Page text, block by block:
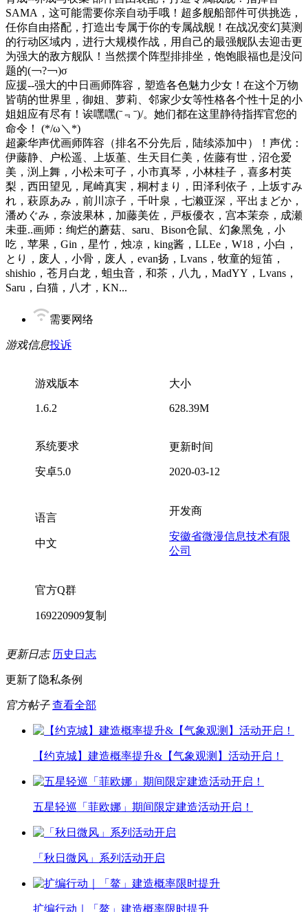
SAMA，这可能需要你亲自动手哦！超多舰船部件可供挑选，
任你自由搭配，打造出专属于你的专属战舰！在战况变幻莫测
的行动区域内，进行大规模作战，用自己的最强舰队去迎击更
为强大的敌方舰队！当然摆个阵型排排坐，饱饱眼福也是没问
题的(￢?￢)σ
应援--强大的中日画师阵容，塑造各色魅力少女！在这个万物
皆萌的世界里，御姐、萝莉、邻家少女等性格各个性十足的小
姐姐应有尽有！诶嘿嘿(ˉ﹃ˉ)/。她们都在这里静待指挥官您的
命令！ (*/ω＼*)
超豪华声优画师阵容（排名不分先后，陆续添加中）！声优：
伊藤静、户松遥、上坂堇、生天目仁美，佐藤有世，沼仓爱
美，渕上舞，小松未可子，小市真琴，小林桂子，喜多村英
梨，西田望见，尾崎真実，桐村まり，田泽利依子，上坂すみ
れ，萩原あみ，前川凉子，千叶泉，七濑亚深，平出まどか，
潘めぐみ，奈波果林，加藤美佐，戸板優衣，宫本茉奈，成瀬
未亜..画师：绚烂的蘑菇、saru、Bison仓鼠、幻象黑兔，小
吃，苹果，Gin，星竹，烛凉，king酱，LLEe，W18，小白，
とり，废人，小骨，废人，evan扬，Lvans，牧童的短笛，
shishio，苍月白龙，蛆虫音，和茶，八九，MadYY，Lvans，
Saru，白猫，八才，KN...
需要网络
游戏信息投诉
游戏版本
1.6.2
大小
628.39M
系统要求
安卓5.0
更新时间
2020-03-12
语言
中文
开发商
安徽省微漫信息技术有限
公司
官方Q群
169220909复制
更新日志 历史日志
更新了隐私条例
官方帖子 查看全部
【约克城】建造概率提升&【气象观测】活动开启！
五星轻巡「菲欧娜」期间限定建造活动开启！
「秋日微风」系列活动开启
扩编行动｜「鳌」建造概率限时提升